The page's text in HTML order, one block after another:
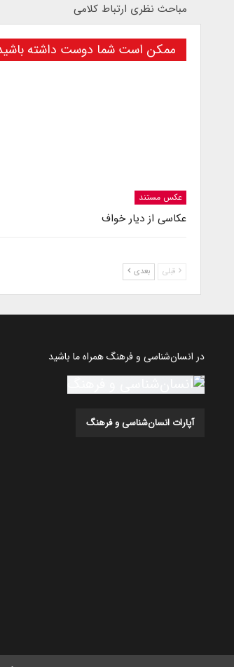
مباحث نظری ارتباط کلامی
ممکن است شما دوست داشته
عکس مستند
عکاسی از دیار خواف
قبلی بعدی
در انسان‌شناسی و فرهنگ همراه ما باشید
آپارات انسان‌شناسی و فرهنگ